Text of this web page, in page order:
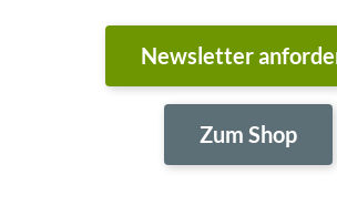
Newsletter
Zum Shop